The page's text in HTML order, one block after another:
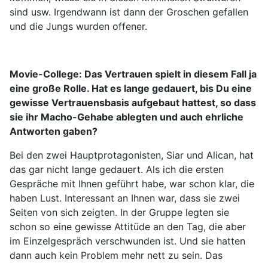
sind usw. Irgendwann ist dann der Groschen gefallen
und die Jungs wurden offener.
Movie-College: Das Vertrauen spielt in diesem Fall ja
eine große Rolle. Hat es lange gedauert, bis Du eine
gewisse Vertrauensbasis aufgebaut hattest, so dass
sie ihr Macho-Gehabe ablegten und auch ehrliche
Antworten gaben?
Bei den zwei Hauptprotagonisten, Siar und Alican, hat
das gar nicht lange gedauert. Als ich die ersten
Gespräche mit Ihnen geführt habe, war schon klar, die
haben Lust. Interessant an Ihnen war, dass sie zwei
Seiten von sich zeigten. In der Gruppe legten sie
schon so eine gewisse Attitüde an den Tag, die aber
im Einzelgespräch verschwunden ist. Und sie hatten
dann auch kein Problem mehr nett zu sein. Das